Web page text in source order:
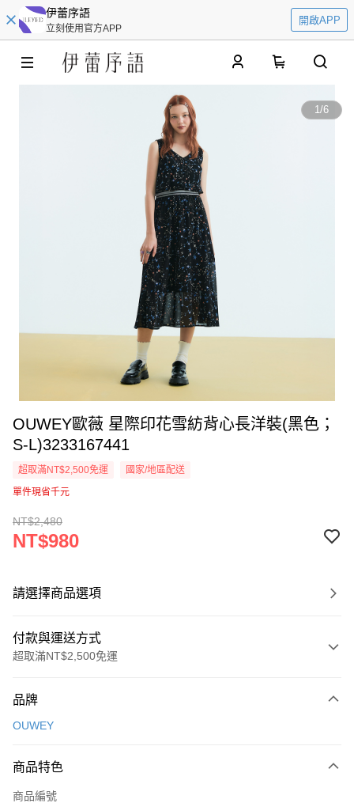
伊蕾序語
立刻使用官方APP
開啟APP
1/6
OUWEY歐薇 星際印花雪紡背心長洋裝(黑色；
S-L)3233167441
超取滿NT$2,500免運
國家/地區配送
單件現省千元
NT$2,480
NT$980
請選擇商品選項
付款與運送方式
超取滿NT$2,500免運
信用卡一次付款
3 期 0 利率 每期
合作金庫商業銀行
超商取貨付款
品牌
OUWEY
商品特色
商品編號